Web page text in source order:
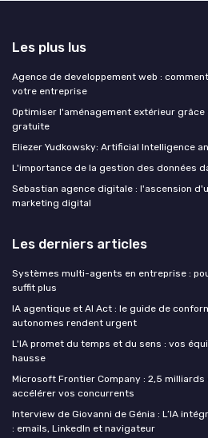
Les plus lus
Agence de developpement web :
votre entreprise
Optimiser l'aménagement extérieur grâce
gratuite
Eliezer Yudkowsky: Artificial Intelligence
L'importance de la gestion des données
Sebastian agence digitale : l'ascension
marketing digital
Les derniers articles
Systèmes multi-agents en entreprise :
suffit plus
IA agentique et AI Act : le guide de
autonomes rendent urgent
L'IA promet du temps et du sens : vos
hausse
Microsoft Frontier Company : 2,5
accélérer vos concurrents
Interview de Giovanni de Génia : L’IA
: emails, LinkedIn et navigateur